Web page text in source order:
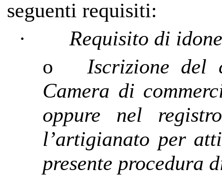
seguenti requisiti:
·
Requisito di
o
Iscrizione del
Camera di
oppure nel
l’artigianato per
presente procedura